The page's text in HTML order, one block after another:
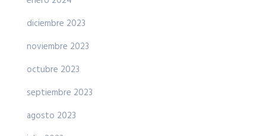
diciembre 2023
noviembre 2023
octubre 2023
septiembre 2023
agosto 2023